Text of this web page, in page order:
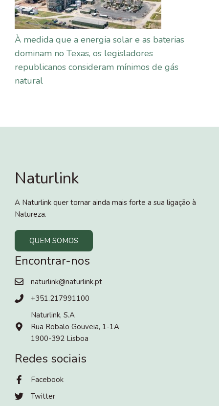
À medida que a energia solar e as baterias
dominam no Texas, os legisladores
republicanos consideram mínimos de gás
natural
Naturlink
A Naturlink quer tornar ainda mais forte a sua ligação à
Natureza.
QUEM SOMOS
Encontrar-nos
naturlink@naturlink.pt
+351.217991100
Naturlink, S.A
Rua Robalo Gouveia, 1-1A
1900-392 Lisboa
Redes sociais
Facebook
Twitter